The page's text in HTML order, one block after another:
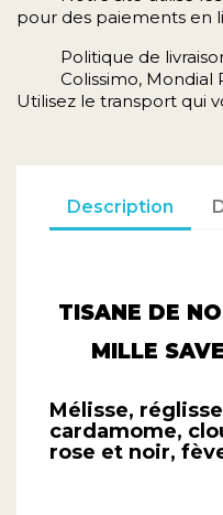
pour des paiements en
Politique de
Colissimo, Mondial
Utilisez le transport qui
Description
TISANE DE
MILLE
Mélisse,
cardamome,
rose et noir,